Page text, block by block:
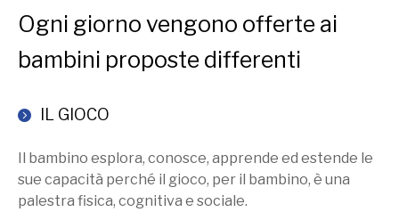
Ogni giorno vengono offerte ai
bambini proposte differenti
IL GIOCO
Il bambino esplora, conosce, apprende ed estende le
sue capacità perché il gioco, per il bambino, è una
palestra fisica, cognitiva e sociale.